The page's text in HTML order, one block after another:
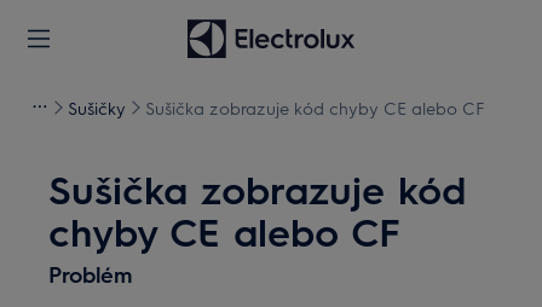
Sušičky Sušička zobrazuje kód chyby CE alebo CF
Sušička zobrazuje kód
chyby CE alebo CF
Problém